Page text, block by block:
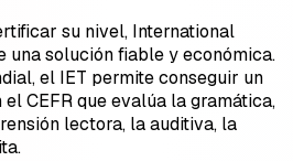
su nivel, International
una solución fiable y económica.
el IET permite conseguir un
CEFR que evalúa la gramática,
lectora, la auditiva, la